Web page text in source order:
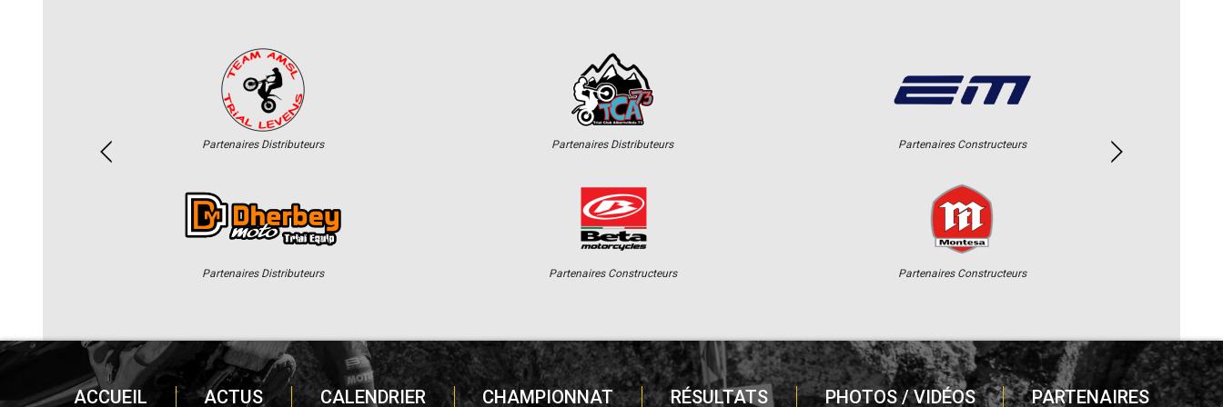
Partenaires Distributeurs
Partenaires Distributeurs
Partenaires Distributeurs
Partenaires Constructeurs
Partenaires Constructeurs
Partenaires Constructeurs
ACCUEIL ACTUS CALENDRIER CHAMPIONNAT RÉSULTATS PHOTOS / VIDÉOS PARTENAIRES